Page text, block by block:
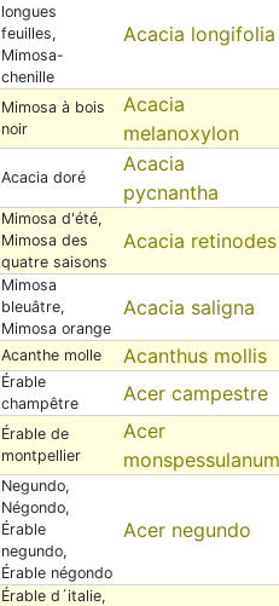
longues
feuilles,
Mimosa-
chenille
Acacia longifolia
Mimosa à bois
noir
Acacia
melanoxylon
Acacia doré
Acacia
pycnantha
Mimosa d'été,
Mimosa des
quatre saisons
Acacia retinodes
Mimosa
bleuâtre,
Mimosa orange
Acacia saligna
Acanthe molle Acanthus mollis
Érable
champêtre
Acer campestre
Érable de
montpellier
Acer
monspessulanum
Negundo,
Négondo,
Érable
negundo,
Érable négondo
Acer negundo
Érable d´italie,